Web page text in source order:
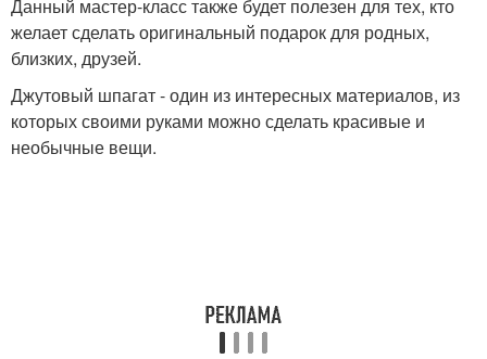
Данный мастер-класс также будет полезен для тех, кто
желает сделать оригинальный подарок для родных,
близких, друзей.
Джутовый шпагат - один из интересных материалов, из
которых своими руками можно сделать красивые и
необычные вещи.